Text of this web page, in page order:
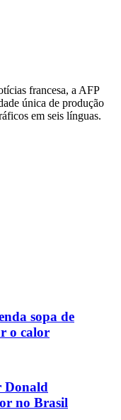
francesa, a AFP
única de produção
em seis línguas.
sopa de
o calor
Donald
no Brasil